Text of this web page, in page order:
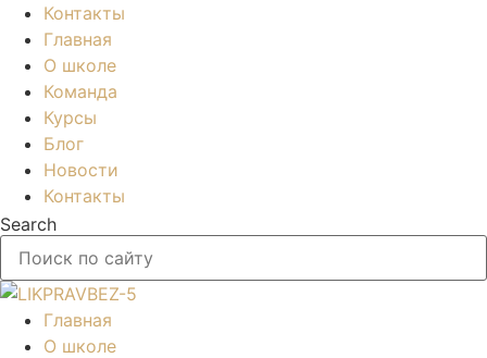
Контакты
Главная
О школе
Команда
Курсы
Блог
Новости
Контакты
Search
Главная
О школе